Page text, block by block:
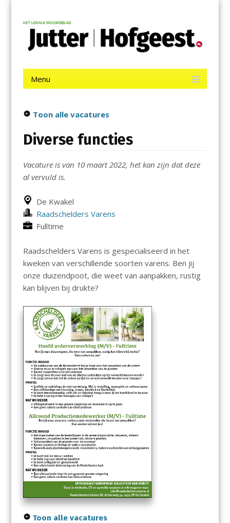
contentJutter | Hofgeest
Menu
Toon alle vacatures
Diverse functies
Vacature is van 10 maart 2022, het kan zijn dat deze
al vervuld is.
De Kwakel
Raadschelders Varens
Fulltime
Raadschelders Varens is gespecialiseerd in het
kweken van verschillende soorten varens. Ben jij
onze duizendpoot, die weet van aanpakken, rustig
kan blijven bij drukte?
Toon alle vacatures